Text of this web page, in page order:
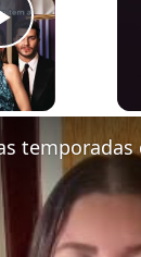
Play Video